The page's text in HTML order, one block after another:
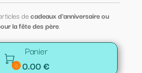
decadeaux d'anniversaire ou
la fête des père.

0
Panier
0.00 €